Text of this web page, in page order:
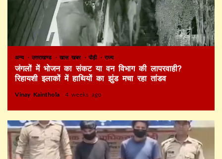
अन्य उत्तराखण्ड खास खबर पौड़ी राज्य
जंगलों में भोजन का संकट या वन विभाग की लापरवाही?
रिहायशी इलाकों में हाथियों का झुंड मचा रहा तांडव
Vinay Kainthola 4 weeks ago